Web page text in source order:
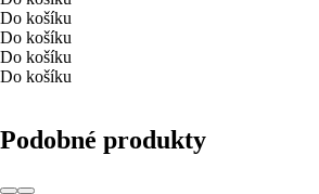
Do košíku
Do košíku
Do košíku
Do košíku
Podobné produkty